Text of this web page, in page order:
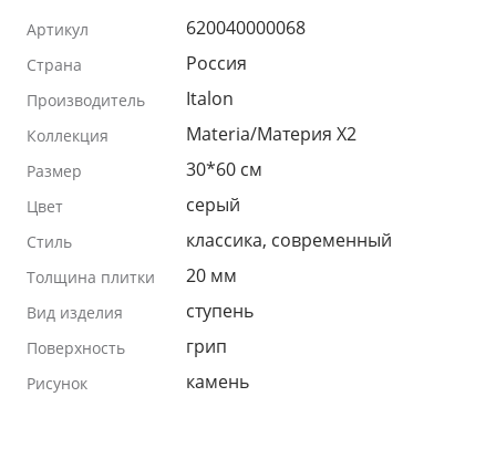
Артикул 620040000068
Страна Россия
Производитель Italon
Коллекция Materia/Материя X2
Размер 30*60 см
Цвет серый
Стиль классика, современный
Толщина плитки 20 мм
Вид изделия ступень
Поверхность грип
Рисунок камень